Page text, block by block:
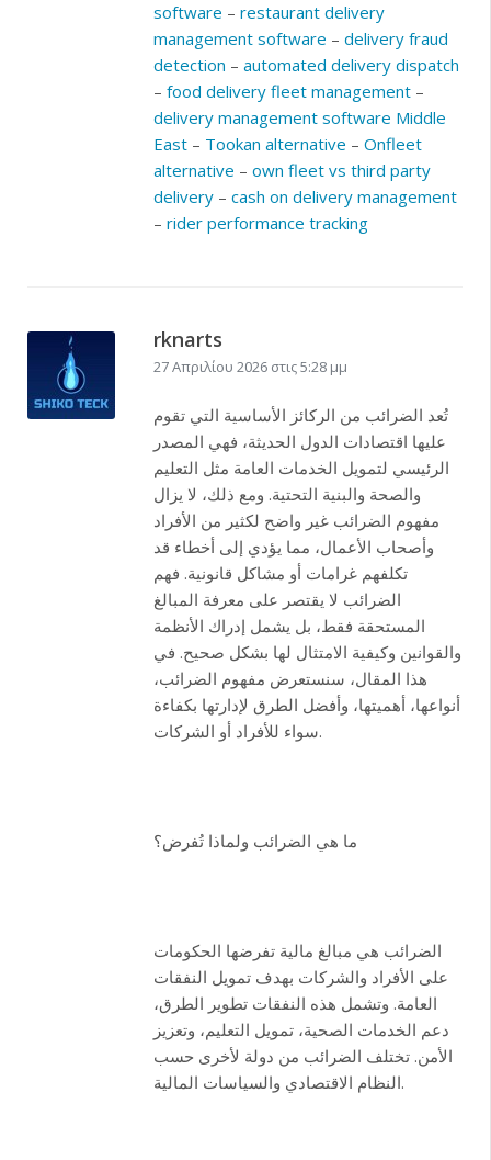
software – restaurant delivery
management software – delivery fraud
detection – automated delivery dispatch
– food delivery fleet management –
delivery management software Middle
East – Tookan alternative – Onfleet
alternative – own fleet vs third party
delivery – cash on delivery management
– rider performance tracking
rknarts
27 Απριλίου 2026 στις 5:28 μμ
تُعد الضرائب من الركائز الأساسية التي تقوم
عليها اقتصادات الدول الحديثة، فهي المصدر
الرئيسي لتمويل الخدمات العامة مثل التعليم
والصحة والبنية التحتية. ومع ذلك، لا يزال
مفهوم الضرائب غير واضح لكثير من الأفراد
وأصحاب الأعمال، مما يؤدي إلى أخطاء قد
تكلفهم غرامات أو مشاكل قانونية. فهم
الضرائب لا يقتصر على معرفة المبالغ
المستحقة فقط، بل يشمل إدراك الأنظمة
والقوانين وكيفية الامتثال لها بشكل صحيح. في
هذا المقال، سنستعرض مفهوم الضرائب،
أنواعها، أهميتها، وأفضل الطرق لإدارتها بكفاءة
سواء للأفراد أو الشركات.
ما هي الضرائب ولماذا تُفرض؟
الضرائب هي مبالغ مالية تفرضها الحكومات
على الأفراد والشركات بهدف تمويل النفقات
العامة. وتشمل هذه النفقات تطوير الطرق،
دعم الخدمات الصحية، تمويل التعليم، وتعزيز
الأمن. تختلف الضرائب من دولة لأخرى حسب
النظام الاقتصادي والسياسات المالية.